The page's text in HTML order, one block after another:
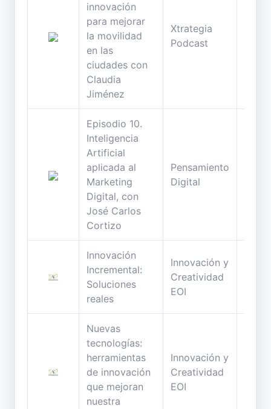
innovación
para mejorar
la movilidad
en las
ciudades con
Claudia
Jiménez
Xtrategia
Podcast
Episodio 10.
Inteligencia
Artificial
aplicada al
Marketing
Digital, con
José Carlos
Cortizo
Pensamiento
Digital
Innovación
Incremental:
Soluciones
reales
Innovación y
Creatividad
EOI
Nuevas
tecnologías:
herramientas
de innovación
que mejoran
nuestra
Innovación y
Creatividad
EOI